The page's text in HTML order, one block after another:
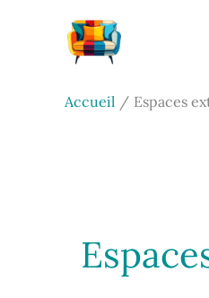
Accueil Espaces